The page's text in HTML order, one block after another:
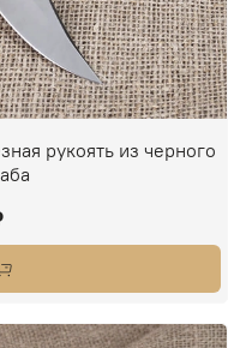
рукоять из черного